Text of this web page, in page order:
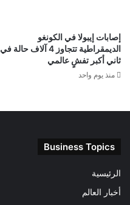
إصابات إيبولا في الكونغو
الديمقراطية تتجاوز 4 آلاف حالة في
ثاني أكبر تفشٍ عالمي
منذ يوم واحد
Business Topics
الرئيسية
أخبار العالم